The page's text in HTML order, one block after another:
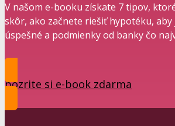
V našom e-booku získate 7 tipov,
skôr, ako začnete riešiť hypotéku, aby
úspešné a podmienky od banky čo
pozrite si e-book zdarma